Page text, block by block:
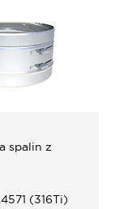
spalin z
(316Ti)